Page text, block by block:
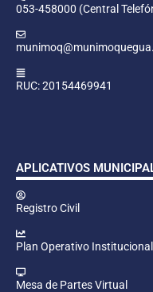
053-458000 (Central
RUC: 20154469941
APLICATIVOS
Registro Civil
Plan Operativo Institucional
Mesa de Partes Virtual